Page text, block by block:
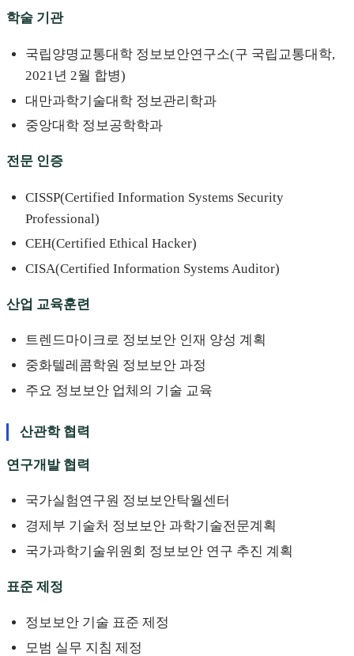
학술 기관
국립양명교통대학 정보보안연구소(구 국립교통대학,
2021년 2월 합병)
대만과학기술대학 정보관리학과
중앙대학 정보공학학과
전문 인증
CISSP(Certified Information Systems Security
Professional)
CEH(Certified Ethical Hacker)
CISA(Certified Information Systems Auditor)
산업 교육훈련
트렌드마이크로 정보보안 인재 양성 계획
중화텔레콤학원 정보보안 과정
주요 정보보안 업체의 기술 교육
산관학 협력
연구개발 협력
국가실험연구원 정보보안탁월센터
경제부 기술처 정보보안 과학기술전문계획
국가과학기술위원회 정보보안 연구 추진 계획
표준 제정
정보보안 기술 표준 제정
모범 실무 지침 제정